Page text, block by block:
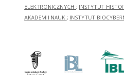
ELEKTRONICZNYCH ; INSTYTUT
AKADEMII NAUK ; INSTYTUT